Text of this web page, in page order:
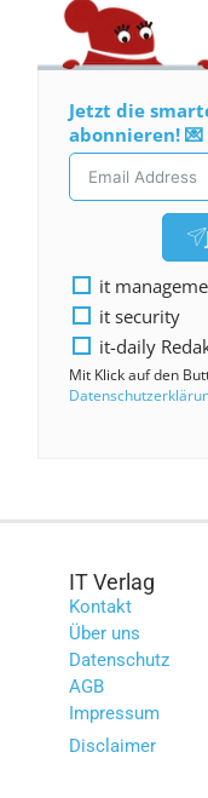
Jetzt die
abonnieren! 💌
it
it security
it-daily
Mit Klick auf den
IT Verlag
Kontakt
Über uns
Datenschutz
AGB
Impressum
Disclaimer